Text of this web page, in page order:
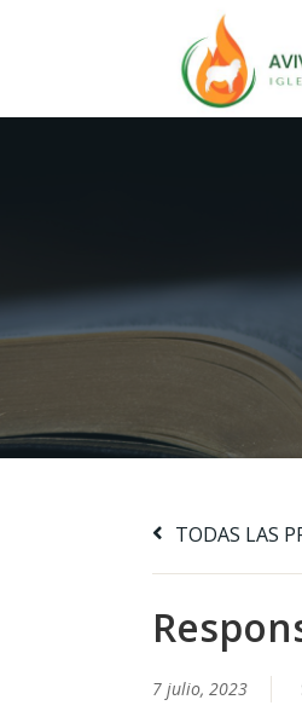
TODAS LAS
7 julio, 2023